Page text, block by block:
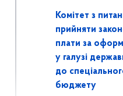
Комітет з
прийняти
плати за
у галузі
до
бюджету